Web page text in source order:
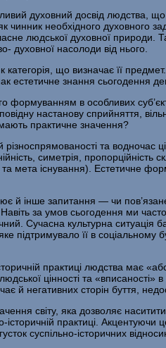
духовний досвід людства,
чинник необхідного духовного
людської духовної природи.
духовної насолоди від нього.
категорія, що визначає її
естетичне знання сьогодення
формуванням в осо­бливих
настанову сприйняття,
практичне значення?
та водночас
симетрія,
мета існування). Естетичне
й інше запитання — чи
за умов сьогодення ми
Сучасна культурна
підтримувало її в соціаль­ному
практиці людства має
цінності та
й негативних сторін буття,
світу, яка до­зволяє
історичній практиці.
суспільно-історичних